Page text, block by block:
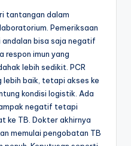
tantangan dalam
Pemeriksaan
andalan bisa saja negatif
respon imun yang
lebih sedikit. PCR
baik, tetapi akses ke
kondisi logistik. Ada
negatif tetapi
ke TB. Dokter akhirnya
memulai pengobatan TB